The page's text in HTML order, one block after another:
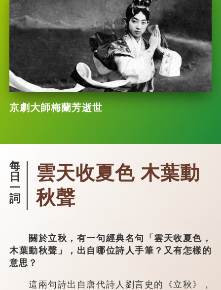
京劇大師梅蘭芳逝世
每
日
一
詞
雲天收夏色 木葉動
秋聲
關於立秋，有一句經典名句「雲天收夏色，
木葉動秋聲」，出自哪位詩人手筆？又有怎樣的
意思？
這兩句詩出自唐代詩人劉言史的《立秋》，